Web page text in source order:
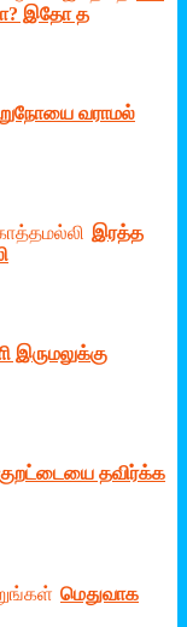
இதோ த
வராமல்
இரத்த
இருமலுக்கு
தவிர்க்க
மெதுவாக